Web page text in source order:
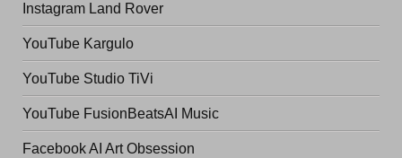
Instagram Land Rover
YouTube Kargulo
YouTube Studio TiVi
YouTube FusionBeatsAI Music
Facebook AI Art Obsession